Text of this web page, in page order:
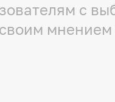
с
мнением